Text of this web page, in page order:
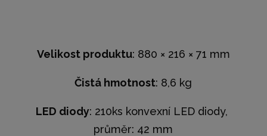
Velikost produktu: 880 × 216 × 71 mm
Čistá hmotnost: 8,6 kg
LED diody: 210ks konvexní LED diody,
průměr: 42 mm